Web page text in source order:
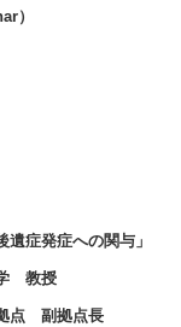
）
遺症発症への関与」
教授
点 副拠点長